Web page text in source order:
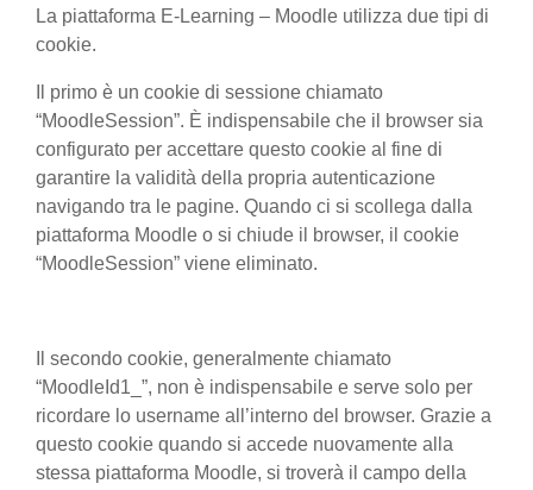
La piattaforma E-Learning – Moodle utilizza due tipi di
cookie.
Il primo è un cookie di sessione chiamato
“MoodleSession”. È indispensabile che il browser sia
configurato per accettare questo cookie al fine di
garantire la validità della propria autenticazione
navigando tra le pagine. Quando ci si scollega dalla
piattaforma Moodle o si chiude il browser, il cookie
“MoodleSession” viene eliminato.
Il secondo cookie, generalmente chiamato
“MoodleId1_”, non è indispensabile e serve solo per
ricordare lo username all’interno del browser. Grazie a
questo cookie quando si accede nuovamente alla
stessa piattaforma Moodle, si troverà il campo della